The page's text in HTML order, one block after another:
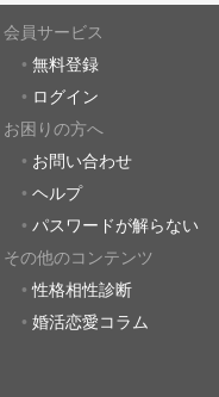
会員サービス
無料登録
ログイン
お困りの方へ
お問い合わせ
ヘルプ
パスワードが解らない
その他のコンテンツ
性格相性診断
婚活恋愛コラム